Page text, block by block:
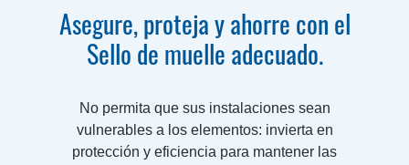
Asegure, proteja y ahorre con el
Sello de muelle adecuado.
No permita que sus instalaciones sean
vulnerables a los elementos: invierta en
protección y eficiencia para mantener las